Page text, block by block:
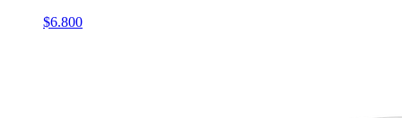
$6.800